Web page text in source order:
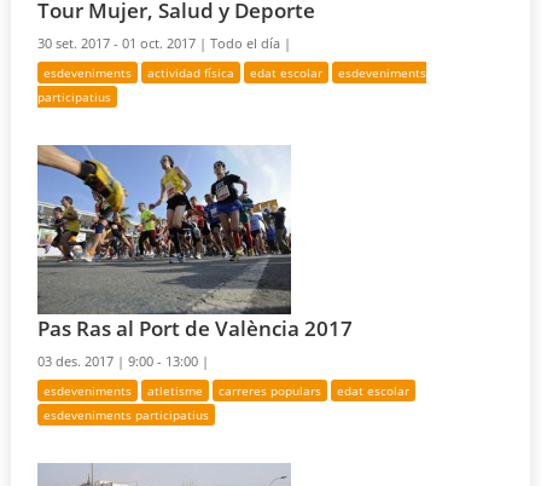
Tour Mujer, Salud y Deporte
30 set. 2017 - 01 oct. 2017 |Todo el día |
esdeveniments actividad física edat escolar
esdeveniments
participatius
Pas Ras al Port de València 2017
03 des. 2017 |9:00 - 13:00 |
esdeveniments atletisme carreres populars
edat escolar
esdeveniments participatius